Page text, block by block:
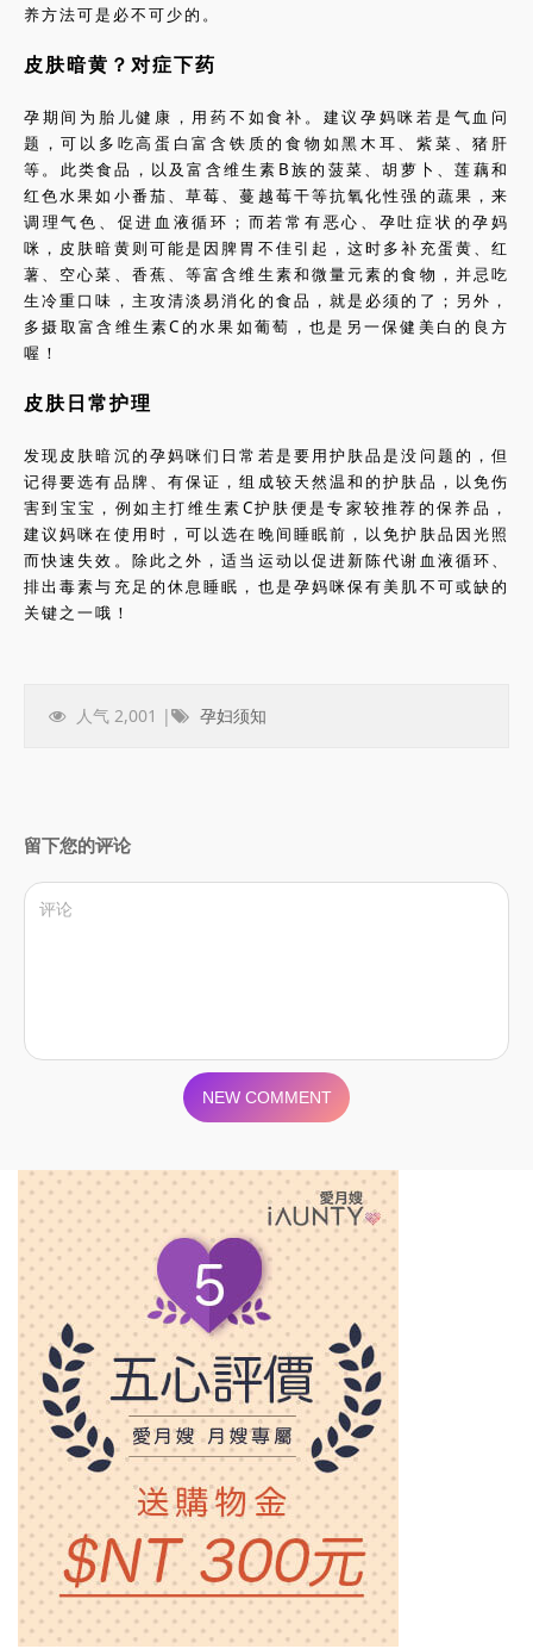
养方法可是必不可少的。
皮肤暗黄？对症下药
孕期间为胎儿健康，用药不如食补。建议孕妈咪若是气血问
题，可以多吃高蛋白富含铁质的食物如黑木耳、紫菜、猪肝
等。此类食品，以及富含维生素B族的菠菜、胡萝卜、莲藕和
红色水果如小番茄、草莓、蔓越莓干等抗氧化性强的蔬果，来
调理气色、促进血液循环；而若常有恶心、孕吐症状的孕妈
咪，皮肤暗黄则可能是因脾胃不佳引起，这时多补充蛋黄、红
薯、空心菜、香蕉、等富含维生素和微量元素的食物，并忌吃
生冷重口味，主攻清淡易消化的食品，就是必须的了；另外，
多摄取富含维生素C的水果如葡萄，也是另一保健美白的良方
喔！
皮肤日常护理
发现皮肤暗沉的孕妈咪们日常若是要用护肤品是没问题的，但
记得要选有品牌、有保证，组成较天然温和的护肤品，以免伤
害到宝宝，例如主打维生素C护肤便是专家较推荐的保养品，
建议妈咪在使用时，可以选在晚间睡眠前，以免护肤品因光照
而快速失效。除此之外，适当运动以促进新陈代谢血液循环、
排出毒素与充足的休息睡眠，也是孕妈咪保有美肌不可或缺的
关键之一哦！
人气 2,001 | 孕妇须知
留下您的评论